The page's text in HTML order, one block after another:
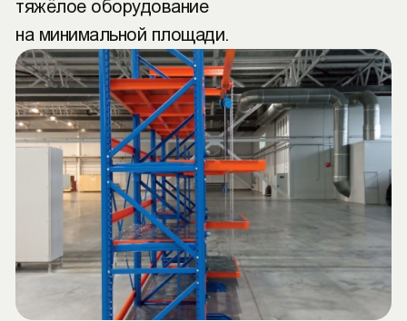
тяжёлое оборудование
на минимальной площади.